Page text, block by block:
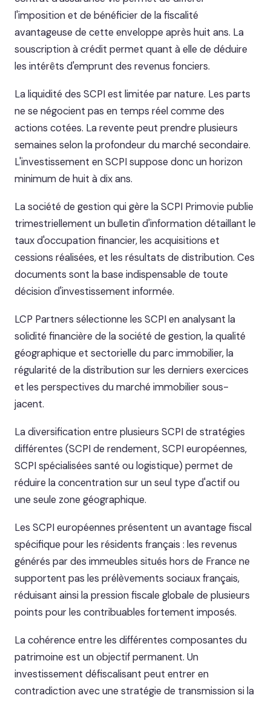
l'imposition et de bénéficier de la fiscalité
avantageuse de cette enveloppe après huit ans. La
souscription à crédit permet quant à elle de déduire
les intérêts d'emprunt des revenus fonciers.
La liquidité des SCPI est limitée par nature. Les parts
ne se négocient pas en temps réel comme des
actions cotées. La revente peut prendre plusieurs
semaines selon la profondeur du marché secondaire.
L'investissement en SCPI suppose donc un horizon
minimum de huit à dix ans.
La société de gestion qui gère la SCPI Primovie publie
trimestriellement un bulletin d'information détaillant le
taux d'occupation financier, les acquisitions et
cessions réalisées, et les résultats de distribution. Ces
documents sont la base indispensable de toute
décision d'investissement informée.
LCP Partners sélectionne les SCPI en analysant la
solidité financière de la société de gestion, la qualité
géographique et sectorielle du parc immobilier, la
régularité de la distribution sur les derniers exercices
et les perspectives du marché immobilier sous-
jacent.
La diversification entre plusieurs SCPI de stratégies
différentes (SCPI de rendement, SCPI européennes,
SCPI spécialisées santé ou logistique) permet de
réduire la concentration sur un seul type d'actif ou
une seule zone géographique.
Les SCPI européennes présentent un avantage fiscal
spécifique pour les résidents français : les revenus
générés par des immeubles situés hors de France ne
supportent pas les prélèvements sociaux français,
réduisant ainsi la pression fiscale globale de plusieurs
points pour les contribuables fortement imposés.
La cohérence entre les différentes composantes du
patrimoine est un objectif permanent. Un
investissement défiscalisant peut entrer en
contradiction avec une stratégie de transmission si la